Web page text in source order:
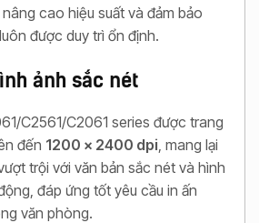
cao hiệu suất và đảm bảo
được duy trì ổn định.
ảnh sắc nét
C2561/C2061 series được trang
đến 1200 x 2400 dpi , mang lại
trội với văn bản sắc nét và hình
đáp ứng tốt yêu cầu in ấn
văn phòng.